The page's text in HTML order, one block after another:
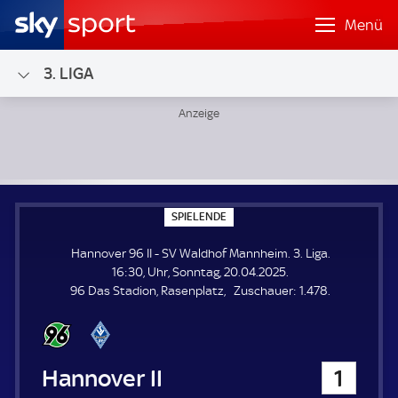
Menü
3. LIGA
SPIELENDE
P
E
L
E
Hannover 96 II - SV Waldhof Mannheim. 3. Liga.
16:30, Uhr, Sonntag, 20.04.2025.
96 Das Stadion, Rasenplatz
Zuschauer: Z1.478.
Hannover 96 II 1